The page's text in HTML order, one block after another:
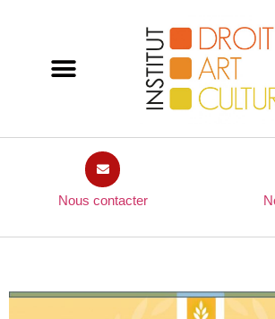
Nous contacter